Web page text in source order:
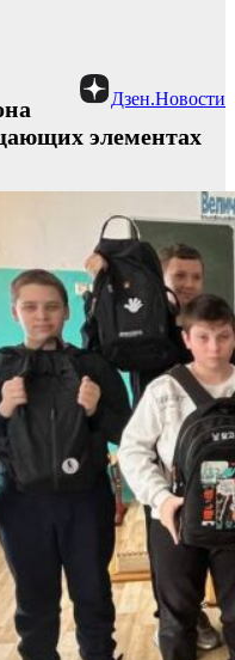
Дзен.Новости
элементах